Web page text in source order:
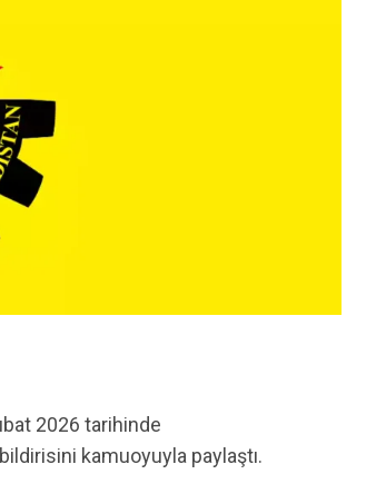
2026 tarihinde
kamuoyuyla paylaştı.